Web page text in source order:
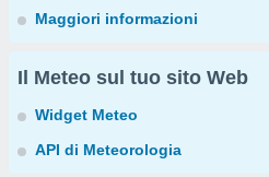
Maggiori informazioni
Il Meteo sul tuo sito Web
Widget Meteo
API di Meteorologia